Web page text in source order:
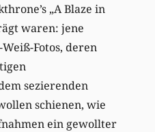
„A Blaze in
waren: jene
Fotos, deren
sezierenden
schienen, wie
ein gewollter